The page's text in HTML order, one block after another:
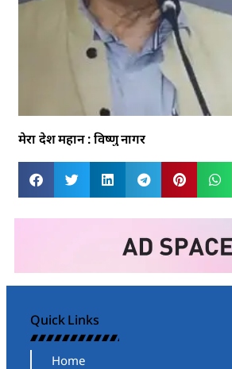
मेरा देश महान : विष्णु नागर
Quick Links
Home